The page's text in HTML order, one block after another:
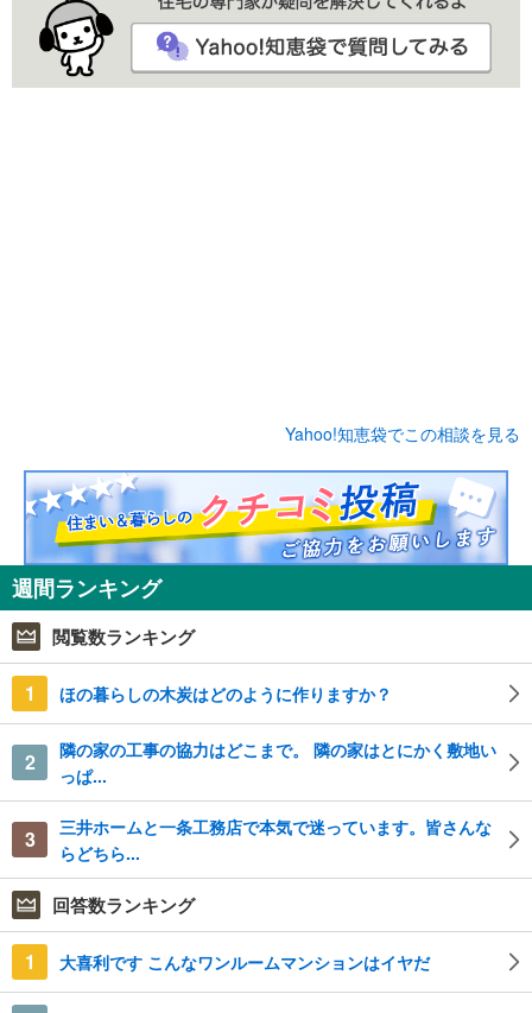
Yahoo!知恵袋でこの相談を見る
週間ランキング
閲覧数ランキング
1 ほの暮らしの木炭はどのように作りますか？
2
隣の家の工事の協力はどこまで。 隣の家はとにかく敷地い
っぱ...
3
三井ホームと一条工務店で本気で迷っています。皆さんな
らどちら...
回答数ランキング
1 大喜利です こんなワンルームマンションはイヤだ